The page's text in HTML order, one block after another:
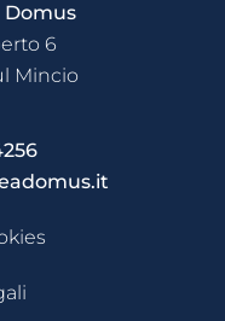
6
Mincio